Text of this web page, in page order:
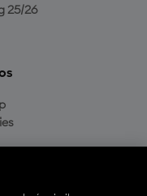
25/26